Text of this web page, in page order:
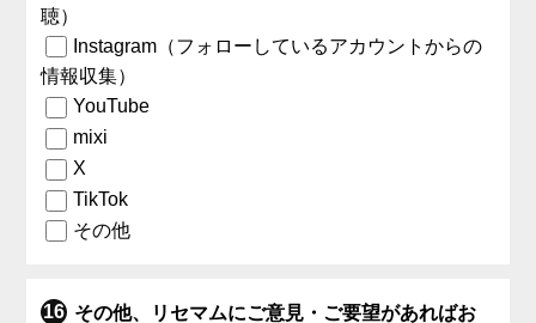
聴）
Instagram（フォローしているアカウントからの
情報収集）
YouTube
mixi
X
TikTok
その他
その他、リセマムにご意見・ご要望があればお